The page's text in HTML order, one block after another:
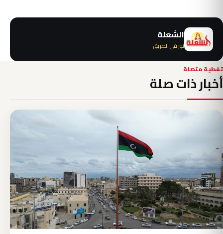
الشعلة
نور في الطريق
تغطية متصلة
أخبار ذات صلة